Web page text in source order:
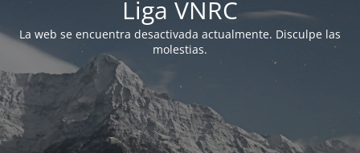
Liga VNRC
La web se encuentra desactivada actualmente. Disculpe las
molestias.